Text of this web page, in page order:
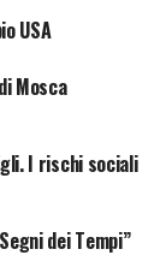
USA
Mosca
I rischi sociali
dei Tempi”